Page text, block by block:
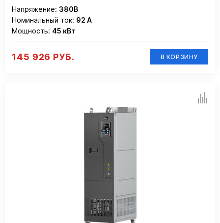
Напряжение: 380В
Номинальный ток: 92 А
Мощность: 45 кВт
145 926 РУБ. В КОРЗИНУ